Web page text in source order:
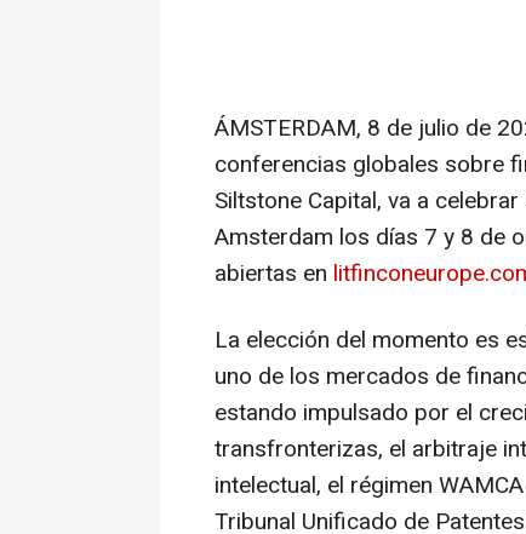
ÁMSTERDAM, 8 de julio de
conferencias globales sobre
Siltstone Capital, va a
Amsterdam los días 7 y 8 de
abiertas en
La elección del momento es
uno de los mercados de
estando impulsado por el
transfronterizas, el arbitraje
intelectual, el régimen
Tribunal Unificado de